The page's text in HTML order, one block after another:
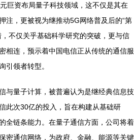
巨资布局量子科技领域，这不仅是其在
注，更被视为继推动5G网络普及后的“第
不仅关乎基础科学研究的突破，更与信
相连，预示着中国电信正从传统的通信服
引领者转型。
与量子计算，被普遍认为是继经典信息技
此次30亿的投入，旨在构建从基础研
全链条能力。在量子通信方面，公司将着
密通信网络，为政府、金融、能源等关键